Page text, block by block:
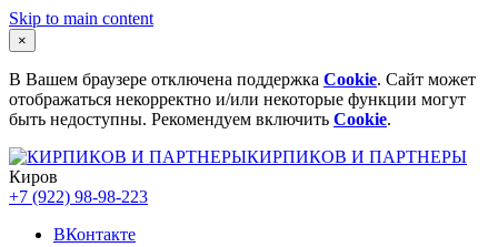
Skip to main content
×
В Вашем браузере отключена поддержка Cookie. Сайт может
отображаться некорректно и/или некоторые функции могут
быть недоступны. Рекомендуем включить Cookie.
КИРПИКОВ И ПАРТНЕРЫ
Киров
+7 (922) 98-98-223
ВКонтакте